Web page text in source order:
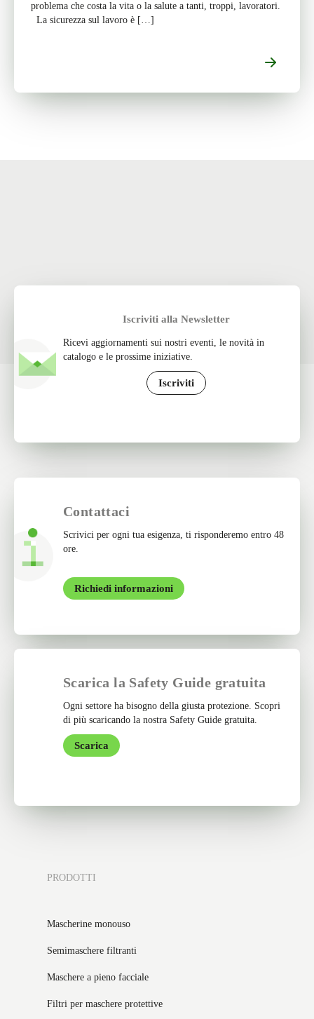
problema che costa la vita o la salute a tanti, troppi, lavoratori.
La sicurezza sul lavoro è […]
Iscriviti alla Newsletter
Ricevi aggiornamenti sui nostri eventi, le novità in
catalogo e le prossime iniziative.
Iscriviti
Contattaci
Scrivici per ogni tua esigenza, ti risponderemo entro 48
ore.
Richiedi informazioni
Scarica la Safety Guide gratuita
Ogni settore ha bisogno della giusta protezione. Scopri
di più scaricando la nostra Safety Guide gratuita.
Scarica
PRODOTTI
Mascherine monouso
Semimaschere filtranti
Maschere a pieno facciale
Filtri per maschere protettive